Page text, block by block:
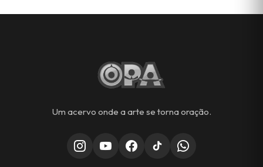
Um acervo onde a arte se torna oração.